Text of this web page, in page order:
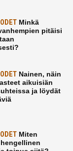
Minkä
pitäisi
Nainen, näin
aikuisiän
ja löydät
Miten